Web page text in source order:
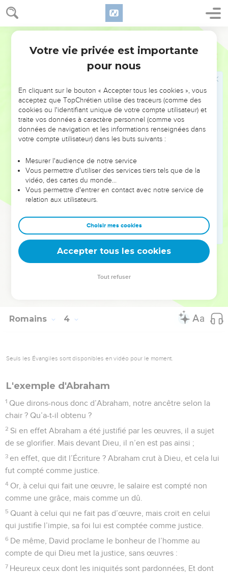
Romains 3
24 et ils sont gratuitement justifiés par sa grâce, par le moyen
de la rédemption qui est dans le Christ-Jésus.
25
pour ceux qui auraient la foi en son sang, afin de montrer sa
justice. Parce qu’il avait laissé impunis les péchés commis
il a voulu montrer sa justice dans le temps présent, de
manière à être (reconnu) juste, tout en justifiant celui qui a la
foi en Jésus.
Où donc est le sujet de se glorifier ? Il est exclu. Par quelle
loi ? Par la loi des œuvres ? Non, mais par la loi de la foi.
Car nous comptons que l’homme est justifié par la foi,
sans les œuvres de la loi.
Ou bien, Dieu est-il seulement le Dieu des Juifs ? Ne l’est-
il pas aussi des païens ? Oui, il l’est aussi des païens,
les circoncis, et au moyen de la foi les incirconcis.
Est-ce que nous annulons ainsi la loi par la foi ? Certes
non ! Au contraire, nous confirmons la loi.
© Société biblique française – Bibli’O, 1978, avec autorisation. Pour vous procurer
Romains 4
Seuls les Évangiles sont disponibles en vidéo pour le moment.
L'exemple d'Abraham
1 Que dirons-nous donc d’Abraham, notre ancêtre selon la
chair ? Qu’a-t-il obtenu ?
2 Si en effet Abraham a été justifié par les œuvres, il a sujet
de se glorifier. Mais devant Dieu, il n’en est pas ainsi ;
3 en effet, que dit l’Écriture ? Abraham crut à Dieu, et cela lui
fut compté comme justice.
4 Or, à celui qui fait une œuvre, le salaire est compté non
comme une grâce, mais comme un dû.
5 Quant à celui qui ne fait pas d’œuvre, mais croit en celui
qui justifie l’impie, sa foi lui est comptée comme justice.
6 De même, David proclame le bonheur de l’homme au
compte de qui Dieu met la justice, sans œuvres :
7 Heureux ceux dont les iniquités sont pardonnées, Et dont
Votre vie privée est importante
pour nous
En cliquant sur le bouton « Accepter tous les cookies », vous
acceptez que TopChrétien utilise des traceurs (comme des
cookies ou l'identifiant unique de votre compte utilisateur) et
traite vos données à caractère personnel (comme vos
données de navigation et les informations renseignées dans
votre compte utilisateur) dans les buts suivants :
Mesurer l'audience de notre service
Vous permettre d'utiliser des services tiers tels que de la
vidéo, des cartes du monde…
Vous permettre d'entrer en contact avec notre service de
relation aux utilisateurs.
Choisir mes cookies
Accepter tous les cookies
Tout refuser